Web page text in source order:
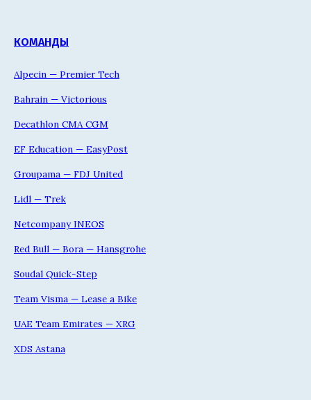
КОМАНДЫ
Alpecin — Premier Tech
Bahrain — Victorious
Decathlon CMA CGM
EF Education — EasyPost
Groupama — FDJ United
Lidl — Trek
Netcompany INEOS
Red Bull — Bora — Hansgrohe
Soudal Quick-Step
Team Visma — Lease a Bike
UAE Team Emirates — XRG
XDS Astana